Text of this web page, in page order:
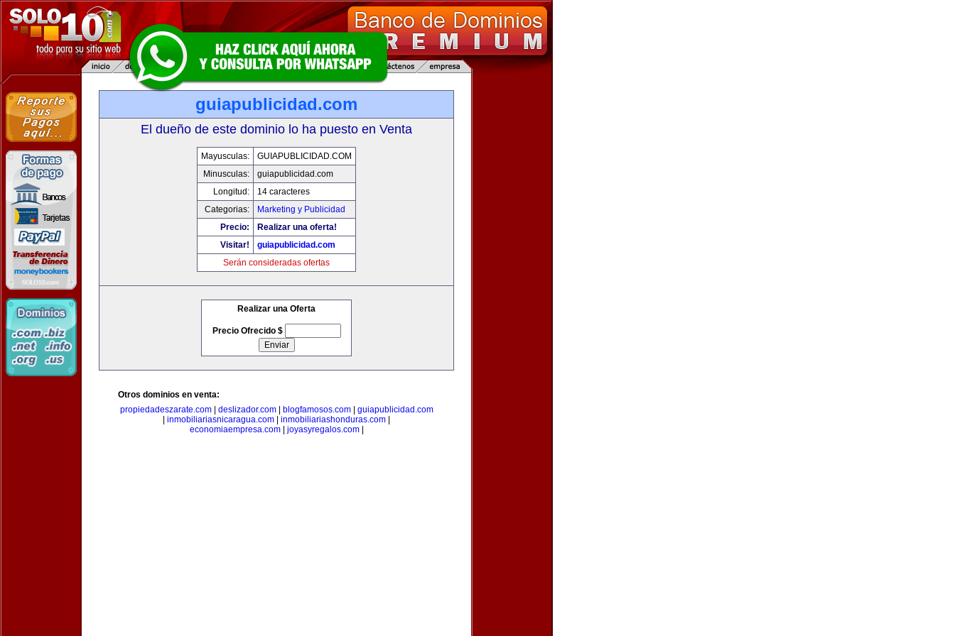
guiapublicidad.com
El dueño de este dominio lo ha puesto en Venta
Mayusculas:
GUIAPUBLICIDAD.COM
Minusculas:
guiapublicidad.com
Longitud:
14 caracteres
Categorias:
Marketing y Publicidad
Precio:
Realizar una oferta!
Visitar!
guiapublicidad.com
Serán consideradas ofertas
Realizar una Oferta
Precio Ofrecido $
Otros dominios en venta:
propiedadeszarate.com| deslizador.com| blogfamosos.com| guiapublicidad.com
inmobiliariasnicaragua.com inmobiliariashonduras.com
economiaempresa.com| joyasyregalos.com|